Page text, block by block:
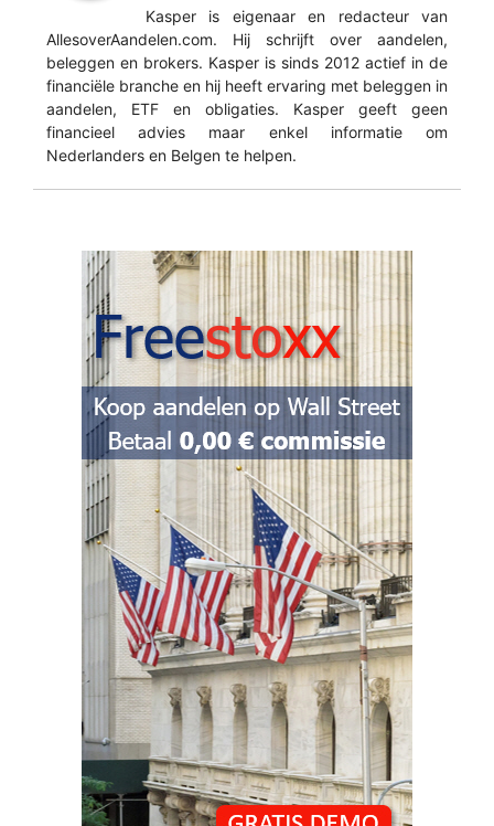
Kasper is eigenaar en redacteur van
AllesoverAandelen.com. Hij schrijft over aandelen,
beleggen en brokers. Kasper is sinds 2012 actief in de
financiële branche en hij heeft ervaring met beleggen in
aandelen, ETF en obligaties. Kasper geeft geen
financieel advies maar enkel informatie om
Nederlanders en Belgen te helpen.